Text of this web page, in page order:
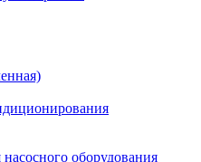
оборудования